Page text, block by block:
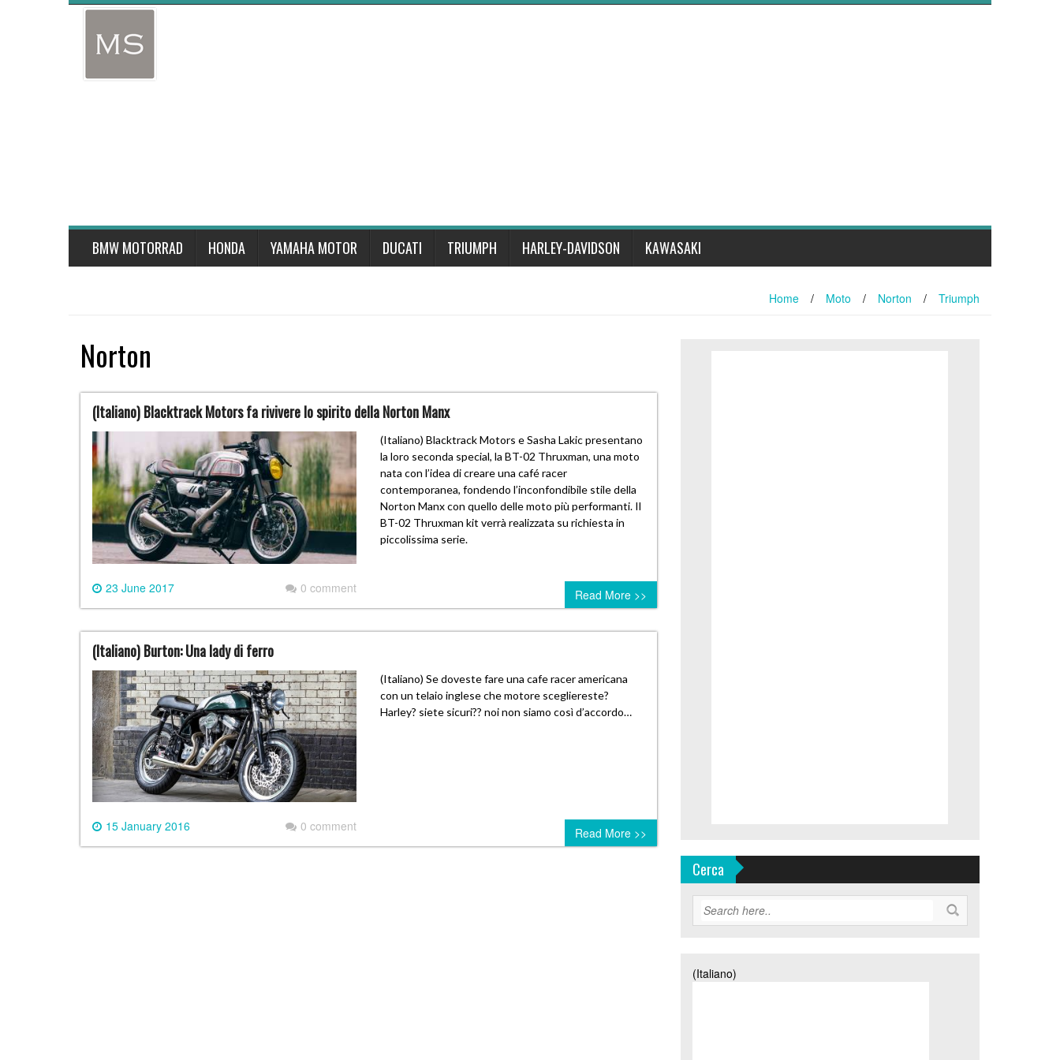
BMW MOTORRAD HONDA YAMAHA MOTOR DUCATI TRIUMPH HARLEY-DAVIDSON KAWASAKI
Home / Moto / Norton / Triumph
Norton
(Italiano) Blacktrack Motors fa rivivere lo spirito della Norton Manx
23 June 2017 0 comment
(Italiano) Blacktrack Motors e Sasha Lakic presentano
la loro seconda special, la BT-02 Thruxman, una moto
nata con l’idea di creare una café racer
contemporanea, fondendo l’inconfondibile stile della
Norton Manx con quello delle moto più performanti. Il
BT-02 Thruxman kit verrà realizzata su richiesta in
piccolissima serie.
Read More >>
(Italiano) Burton: Una lady di ferro
15 January 2016 0 comment
(Italiano) Se doveste fare una cafe racer americana
con un telaio inglese che motore scegliereste?
Harley? siete sicuri?? noi non siamo così d’accordo…
Read More >>
Cerca
(Italiano)